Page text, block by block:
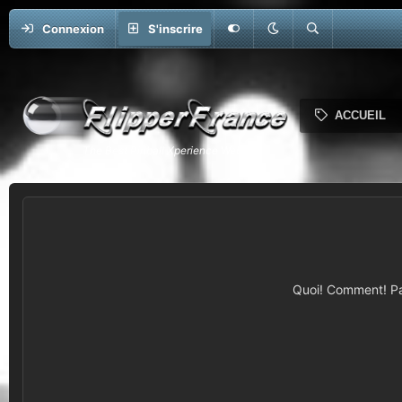
Connexion S'inscrire
ACCUEIL
Quoi! Comment!